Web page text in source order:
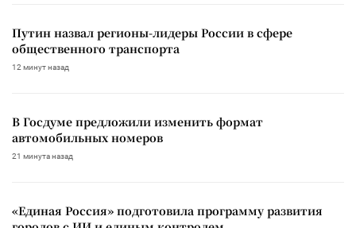
Путин назвал регионы-лидеры России в сфере
общественного транспорта
12 минут назад
В Госдуме предложили изменить формат
автомобильных номеров
21 минута назад
«Единая Россия» подготовила программу развития